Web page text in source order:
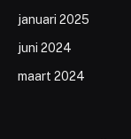
januari 2025
juni 2024
maart 2024